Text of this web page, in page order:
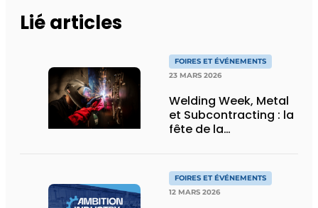
Lié articles
FOIRES ET ÉVÉNEMENTS
23 MARS 2026
Welding Week, Metal
et Subcontracting : la
fête de la
métallurgie
FOIRES ET ÉVÉNEMENTS
12 MARS 2026